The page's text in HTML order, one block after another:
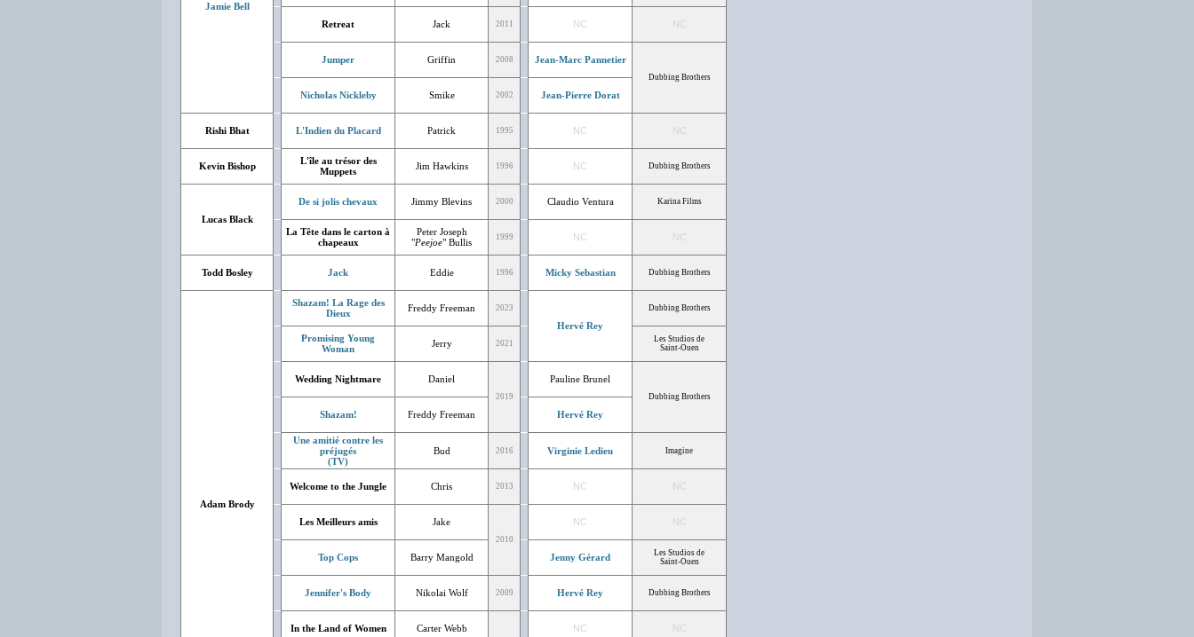
Jamie Bell
Retreat Jack 2011 NC NC
Jumper Griffin 2008 Jean-Marc Pannetier
Dubbing Brothers
Nicholas Nickleby Smike 2002 Jean-Pierre Dorat
Rishi Bhat L'Indien du Placard Patrick 1995 NC NC
Kevin Bishop
L'île au trésor des
Muppets
Jim Hawkins 1996 NC Dubbing Brothers
Lucas Black
De si jolis chevaux Jimmy Blevins 2000 Claudio Ventura Karina Films
La Tête dans le carton à
chapeaux
Peter Joseph
"Peejoe" Bullis 1999 NC NC
Todd Bosley Jack Eddie 1996 Micky Sebastian Dubbing Brothers
Adam Brody
Shazam! La Rage des
Dieux
Freddy Freeman 2023
Hervé Rey
Dubbing Brothers
Promising Young
Woman
Jerry 2021
Les Studios de
Saint-Ouen
Wedding Nightmare Daniel
2019
Pauline Brunel
Dubbing Brothers
Shazam! Freddy Freeman Hervé Rey
Une amitié contre les
préjugés
(TV)
Bud 2016 Virginie Ledieu Imagine
Welcome to the Jungle Chris 2013 NC NC
Les Meilleurs amis Jake
2010
NC NC
Top Cops Barry Mangold Jenny Gérard
Les Studios de
Saint-Ouen
Jennifer's Body Nikolai Wolf 2009 Hervé Rey Dubbing Brothers
In the Land of Women Carter Webb NC NC